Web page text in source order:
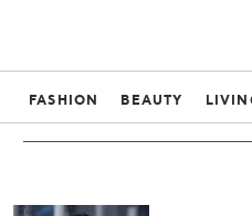
FASHION BEAUTY